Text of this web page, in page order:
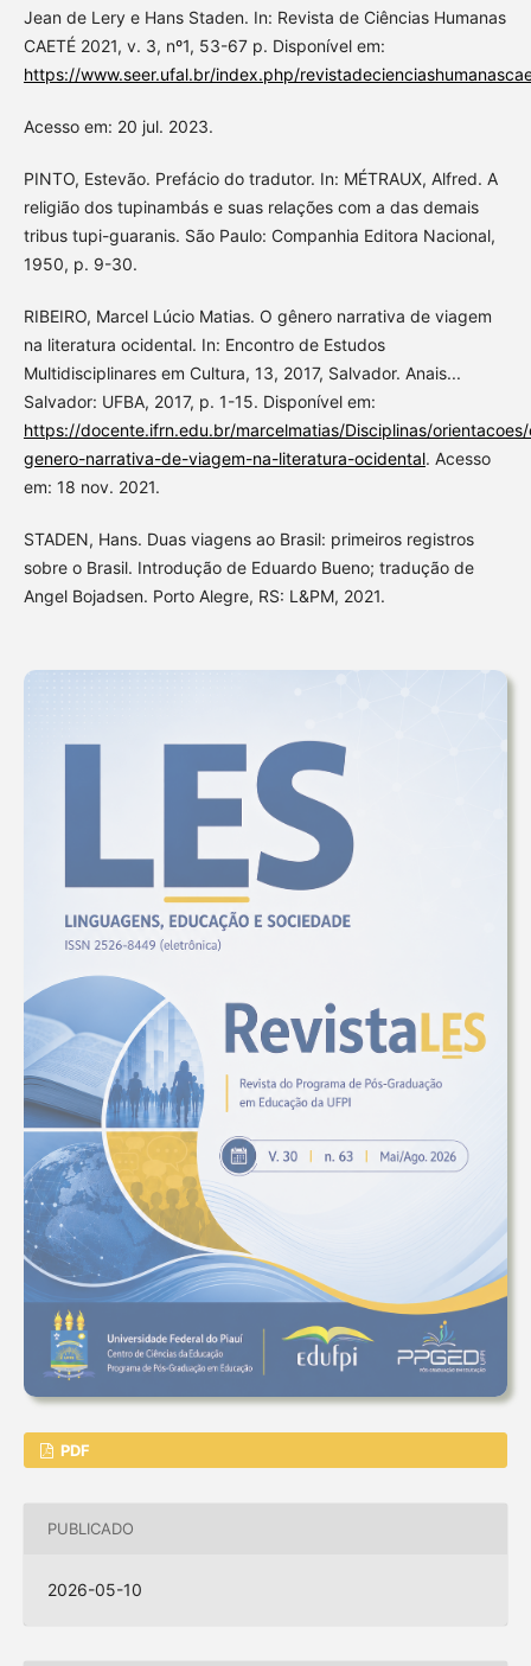
Jean de Lery e Hans Staden. In: Revista de Ciências Humanas
CAETÉ 2021, v. 3, nº1, 53-67 p. Disponível em:
https://www.seer.ufal.br/index.php/
Acesso em: 20 jul. 2023.
PINTO, Estevão. Prefácio do tradutor. In: MÉTRAUX, Alfred. A
religião dos tupinambás e suas relações com a das demais
tribus tupi-guaranis. São Paulo: Companhia Editora Nacional,
1950, p. 9-30.
RIBEIRO, Marcel Lúcio Matias. O gênero narrativa de viagem
na literatura ocidental. In: Encontro de Estudos
Multidisciplinares em Cultura, 13, 2017, Salvador. Anais...
Salvador: UFBA, 2017, p. 1-15. Disponível em:
https://docente.ifrn.edu.br/marcelmatias/Disciplinas/
genero-narrativa-de-viagem-na-literatura-ocidental. Acesso
em: 18 nov. 2021.
STADEN, Hans. Duas viagens ao Brasil: primeiros registros
sobre o Brasil. Introdução de Eduardo Bueno; tradução de
Angel Bojadsen. Porto Alegre, RS: L&PM, 2021.
PDF
PUBLICADO
2026-05-10